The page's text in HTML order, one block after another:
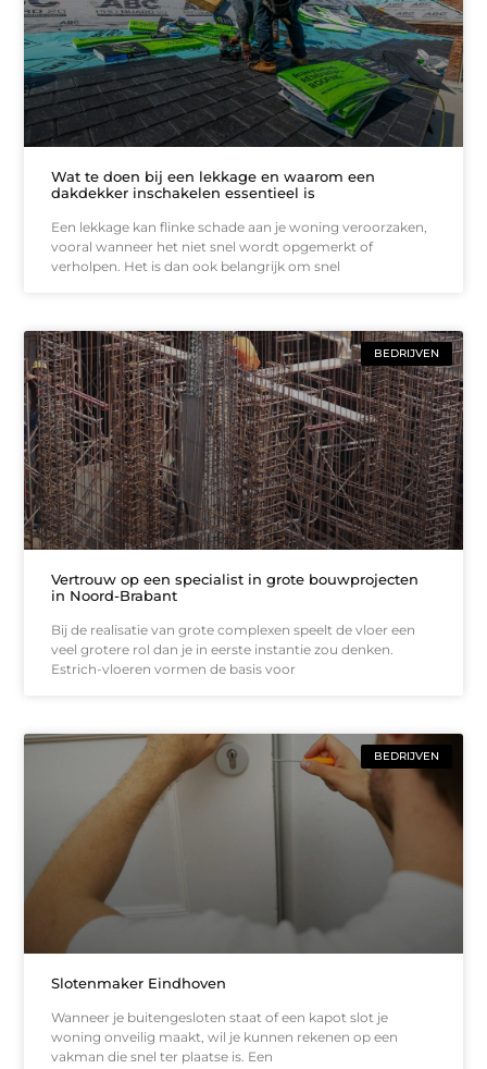
Wat te doen bij een lekkage en waarom een
dakdekker inschakelen essentieel is
Een lekkage kan flinke schade aan je woning veroorzaken,
vooral wanneer het niet snel wordt opgemerkt of
verholpen. Het is dan ook belangrijk om snel
BEDRIJVEN
Vertrouw op een specialist in grote bouwprojecten
in Noord-Brabant
Bij de realisatie van grote complexen speelt de vloer een
veel grotere rol dan je in eerste instantie zou denken.
Estrich-vloeren vormen de basis voor
BEDRIJVEN
Slotenmaker Eindhoven
Wanneer je buitengesloten staat of een kapot slot je
woning onveilig maakt, wil je kunnen rekenen op een
vakman die snel ter plaatse is. Een